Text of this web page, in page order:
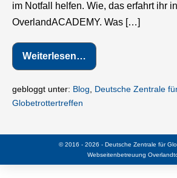
für
dzg
Mitglieder
im Notfall helfen. Wie, das erfahrt ihr
OverlandACADEMY. Was […]
Weiterlesen…
Adventure
Southside
mit
20
%
dzg
Mitglieder
gebloggt unter: Blog Deutsche Zentrale
Globetrottertreffen
© 2016 - 2026 - Deutsche Zentrale für
Webseitenbetreuung